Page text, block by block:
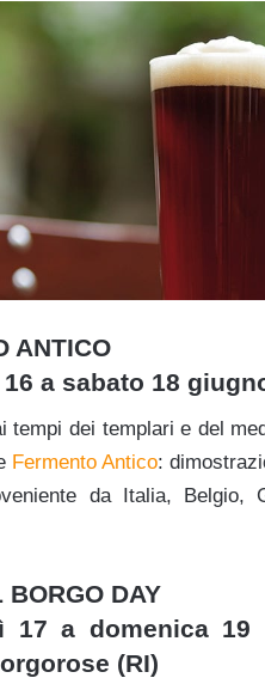
ANTICO
a sabato 18
tempi dei templari e del
Fermento Antico:
da Italia,
BORGO DAY
17 a domenica 19
(RI)